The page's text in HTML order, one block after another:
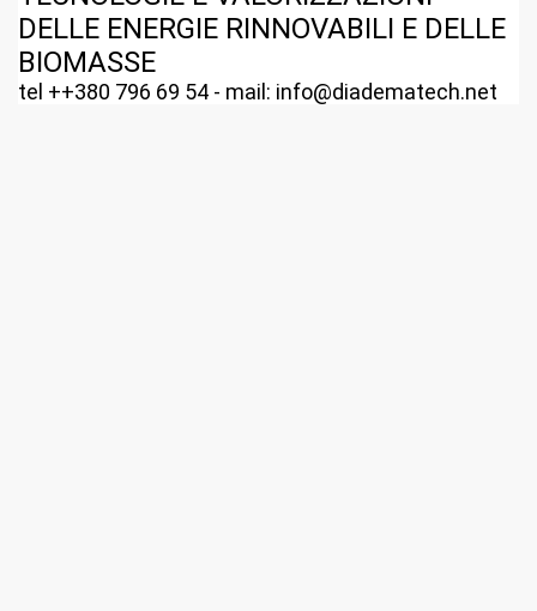
DELLE ENERGIE RINNOVABILI E DELLE
BIOMASSE
tel ++380 796 69 54 - mail: info@diadematech.net